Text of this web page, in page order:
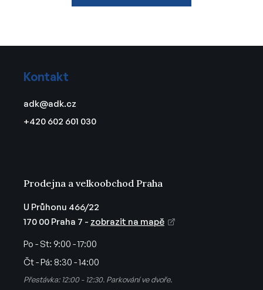
Kontakt
adk@adk.cz
+420 602 601 030
Prodejna a velkoobchod Praha
U Průhonu 466/22
170 00 Praha 7 - zobrazit na mapě
Po - St: 9:00 - 17:00
Čt - Pá: 8:30 - 14:00
Přestávka: 12:00 - 12:30. Parkování ve dvoře.